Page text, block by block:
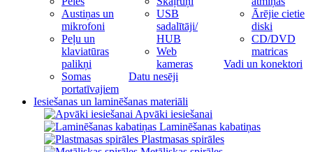
Austiņas un
mikrofoni
Peļu un
klaviatūras
palikņi
Somas
portatīvajiem
USB
sadalītāji/
HUB
Web
kameras
Datu nesēji
Ārējie cietie
diski
CD/DVD
matricas
Vadi un konektori
Iesiešanas un laminēšanas materiāli
Apvāki iesiešanai
Laminēšanas kabatiņas
Plastmasas spirāles